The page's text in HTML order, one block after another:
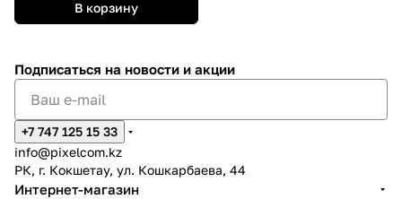
В корзину
Подписаться на новости и акции
+7 747 125 15 33
info@pixelcom.kz
РК, г. Кокшетау, ул. Кошкарбаева, 44
Интернет-магазин